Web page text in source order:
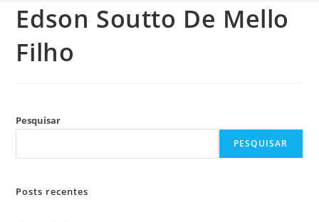
Edson Soutto De Mello
Filho
Pesquisar
PESQUISAR
Posts recentes